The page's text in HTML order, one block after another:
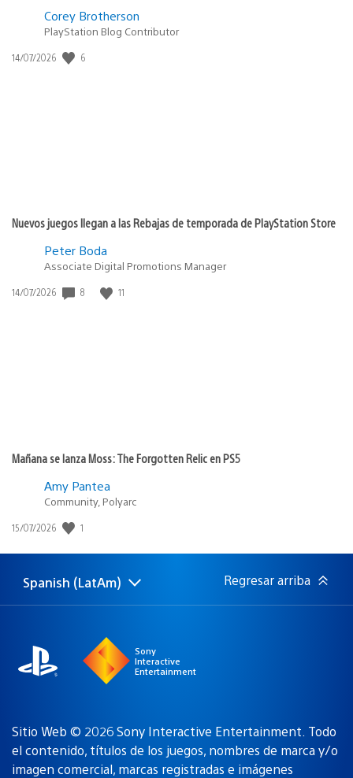
Corey Brotherson
PlayStation Blog Contributor
Fecha
14/07/2026 6
Nuevos juegos llegan a las Rebajas de temporada de PlayStation Store
Peter Boda
Associate Digital Promotions Manager
Fecha
14/07/2026 8 11
Mañana se lanza Moss: The Forgotten Relic en PS5
Amy Pantea
Community, Polyarc
Fecha
publicación:
15/07/2026 1
Elige
Región
Spanish (LatAm) Regresar arriba
Sony
Interactive
Entertainment
Sitio Web © 2026 Sony Interactive Entertainment. Todo
el contenido, títulos de los juegos, nombres de marca y/o
imagen comercial, marcas registradas e imágenes